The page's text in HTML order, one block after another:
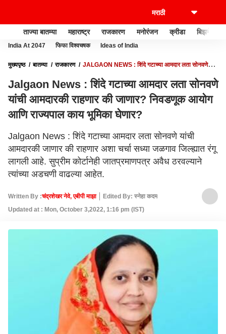
ताज्या बातम्या महाराष्ट्र राजकारण मनोरंजन क्रीडा बिझनेस
India At 2047 फिफा विश्वचषक Ideas of India
मुख्यपृष्ठ बातम्या राजकारण
JALGAON NEWS : शिंदे गटाच्या आमदार लता सोनवणे
Jalgaon News : शिंदे गटाच्या आमदार लता सोनवणे
यांची आमदारकी राहणार की जाणार? निवडणूक आयोग
आणि राज्यपाल काय भूमिका घेणार?
Jalgaon News : शिंदे गटाच्या आमदार लता सोनवणे यांची
आमदारकी जाणार की राहणार अशा चर्चा सध्या जळगाव जिल्ह्यात रंगू
लागली आहे. सुप्रीम कोर्टानेही जातप्रमाणपत्र अवैध ठरवल्याने
त्यांच्या अडचणी वाढल्या आहेत.
Written By :चंद्रशेखर नेवे, एबीपी माझा
Edited By: स्नेहा कदम
Updated at : Mon, October 3,2022, 1:16 pm (IST)